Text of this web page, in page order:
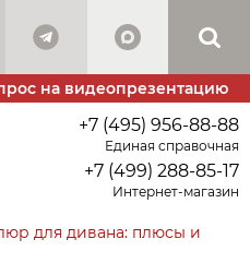
на видеопрезентацию
+7 (495) 956-88-88
Единая справочная
+7 (499) 288-85-17
Интернет-магазин
для дивана: плюсы и